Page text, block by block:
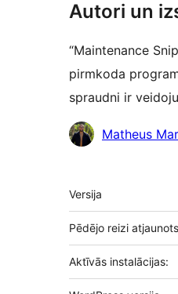
Autori un
“Maintenance
pirmkoda
spraudni ir
Līdzdalībnieki
Matheus
Meta
Versija
Pēdējo reizi
Aktīvās instalācijas: